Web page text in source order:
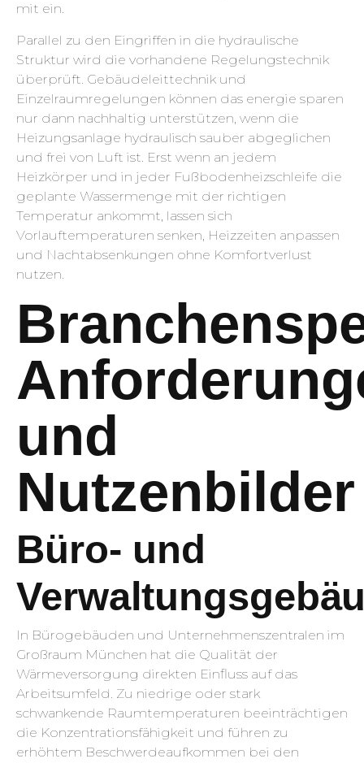
mit ein.
Parallel zu den Eingriffen in die hydraulische
Struktur wird die vorhandene Regelungstechnik
überprüft. Gebäudeleittechnik und
Einzelraumregelungen können das energie sparen
nur dann nachhaltig unterstützen, wenn die
Heizungsanlage hydraulisch sauber abgeglichen
und frei von Luft ist. Erst wenn an jedem
Heizkörper und in jeder Fußbodenheizschleife die
geplante Wassermenge mit der richtigen
Temperatur ankommt, lassen sich
Vorlauftemperaturen senken, Heizzeiten anpassen
und Nachtabsenkungen ohne Komfortverlust
nutzen.
und
Nutzenbilder
Büro- und
In Bürogebäuden und Unternehmenszentralen im
Großraum München hat die Qualität der
Wärmeversorgung direkten Einfluss auf das
Arbeitsumfeld. Zu niedrige oder stark
schwankende Raumtemperaturen beeinträchtigen
die Konzentrationsfähigkeit und führen zu
erhöhtem Beschwerdeaufkommen bei den